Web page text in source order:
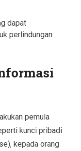
dapat
perlindungan
pemula
kunci pribadi
kepada orang